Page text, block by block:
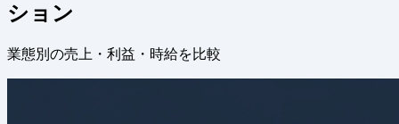
ション
業態別の売上・利益・時給を比較